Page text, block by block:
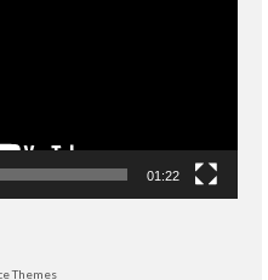
01:22
Themes